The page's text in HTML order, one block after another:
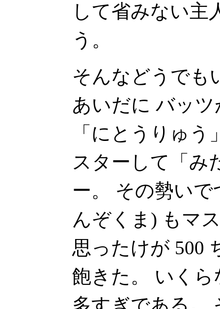
して省みない主
う。
そんなどうでも
あいだに バッ
「にとうりゅ
スターして「み
ー。 その勢い
んぞくま) もマ
思ったけが 500
飽きた。 いくら